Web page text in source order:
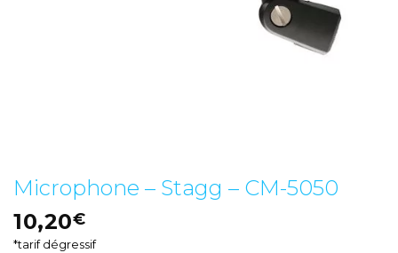
Microphone – Stagg – CM-5050
10,20€
*tarif dégressif